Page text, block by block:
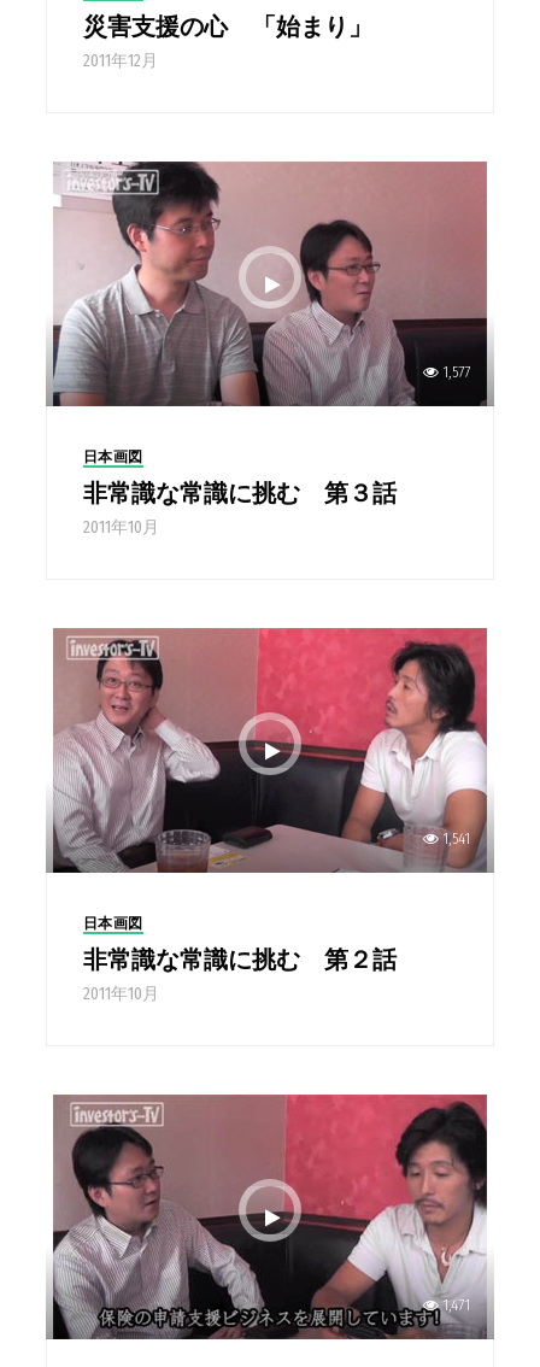
災害支援の心 「始まり」
2011年12月
1,577
日本画図
非常識な常識に挑む 第３話
2011年10月
1,541
日本画図
非常識な常識に挑む 第２話
2011年10月
1,471